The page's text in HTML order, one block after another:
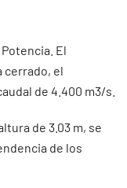
El
cerrado, el
de 4.400 m3/s.
de 3.03 m, se
de los